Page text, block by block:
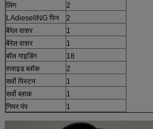
लिंग
2
LAdieselING पिन
2
बैरेल वाशर
1
बैरेल वाशर
1
बॉल गाइडिंग
18
स्लाइड ब्लॉक
2
सर्वो पिस्टन
1
सर्वो ब्लाक
1
गियर पंप
1